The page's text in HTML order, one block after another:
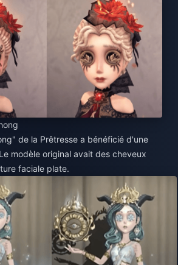
de la Prêtresse a bénéficié d'une
modèle original avait des cheveux
faciale plate.